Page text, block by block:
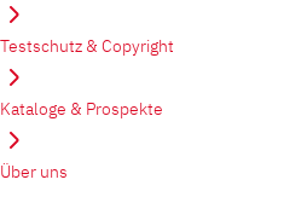
Testschutz & Copyright
Kataloge & Prospekte
Über uns